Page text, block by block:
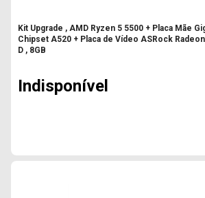
Kit Upgrade , AMD Ryzen 5 5500 + Placa Mãe
Chipset A520 + Placa de Vídeo ASRock
D , 8GB
Indisponível